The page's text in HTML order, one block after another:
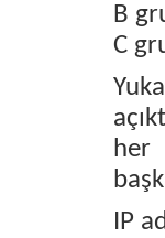
B
C
her
IP